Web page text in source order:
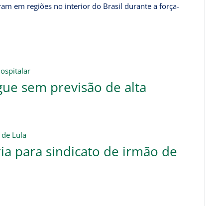
em regiões no interior do Brasil durante a força-
sem previsão de alta
para sindicato de irmão de